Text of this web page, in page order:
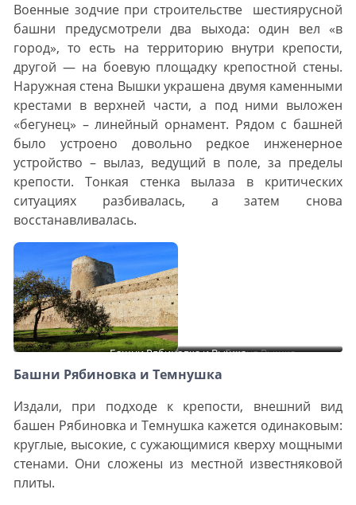
Военные зодчие при строительстве шестиярусной
башни предусмотрели два выхода: один вел «в
город», то есть на территорию внутри крепости,
другой — на боевую площадку крепостной стены.
Наружная стена Вышки украшена двумя каменными
крестами в верхней части, а под ними выложен
«бегунец» – линейный орнамент. Рядом с башней
было устроено довольно редкое инженерное
устройство – вылаз, ведущий в поле, за пределы
крепости. Тонкая стенка вылаза в критических
ситуациях разбивалась, а затем снова
восстанавливалась.
Башня Вышка
Башни Рябиновка и Вышка
Башни Рябиновка и Темнушка
Издали, при подходе к крепости, внешний вид
башен Рябиновка и Темнушка кажется одинаковым:
круглые, высокие, с сужающимися кверху мощными
стенами. Они сложены из местной известняковой
плиты.